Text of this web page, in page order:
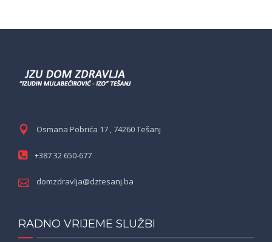
Osmana Pobrića 17 , 74260 Tešanj
+387 32 650-677
domzdravlja@dztesanj.ba
RADNO VRIJEME SLUŽBI